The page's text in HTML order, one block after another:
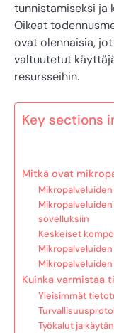
tunnistamiseksi ja
Oikeat
ovat olennaisia,
valtuutetut
resursseihin.
Key sections
Mitkä ovat
sovelluksiin
Keskeiset
Kuinka varmistaa
Yleisimmät
Työkalut ja